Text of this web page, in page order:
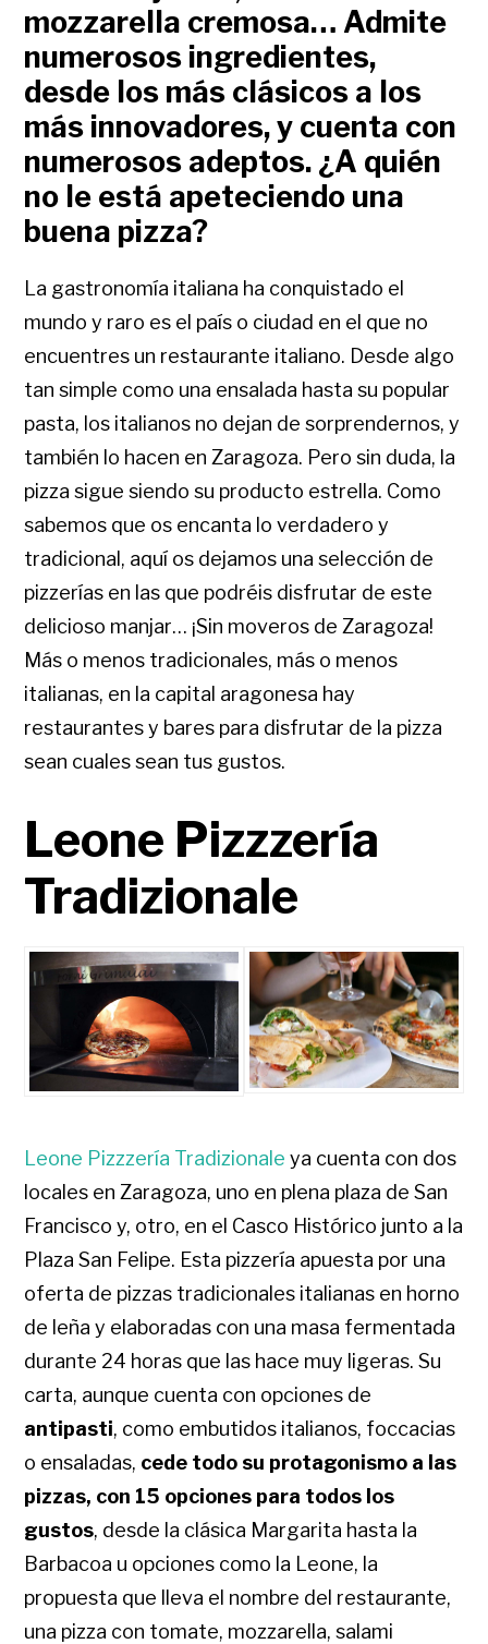
mozzarella cremosa… Admite
numerosos ingredientes,
desde los más clásicos a los
más innovadores, y cuenta con
numerosos adeptos. ¿A quién
no le está apeteciendo una
buena pizza?
La gastronomía italiana ha conquistado el
mundo y raro es el país o ciudad en el que no
encuentres un restaurante italiano. Desde algo
tan simple como una ensalada hasta su popular
pasta, los italianos no dejan de sorprendernos, y
también lo hacen en Zaragoza. Pero sin duda, la
pizza sigue siendo su producto estrella. Como
sabemos que os encanta lo verdadero y
tradicional, aquí os dejamos una selección de
pizzerías en las que podréis disfrutar de este
delicioso manjar… ¡Sin moveros de Zaragoza!
Más o menos tradicionales, más o menos
italianas, en la capital aragonesa hay
restaurantes y bares para disfrutar de la pizza
sean cuales sean tus gustos.
Leone Pizzzería
Tradizionale
Leone Pizzzería Tradizionale ya cuenta con dos
locales en Zaragoza, uno en plena plaza de San
Francisco y, otro, en el Casco Histórico junto a la
Plaza San Felipe. Esta pizzería apuesta por una
oferta de pizzas tradicionales italianas en horno
de leña y elaboradas con una masa fermentada
durante 24 horas que las hace muy ligeras. Su
carta, aunque cuenta con opciones de
antipasti, como embutidos italianos, foccacias
o ensaladas, cede todo su protagonismo a las
pizzas, con 15 opciones para todos los
gustos, desde la clásica Margarita hasta la
Barbacoa u opciones como la Leone, la
propuesta que lleva el nombre del restaurante,
una pizza con tomate, mozzarella, salami